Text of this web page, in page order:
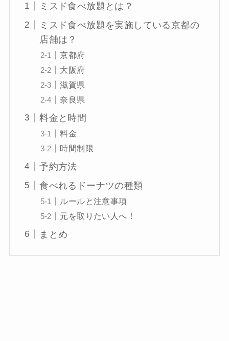
ミスド食べ放題とは？
ミスド食べ放題を実施している京都の
店舗は？
京都府
大阪府
滋賀県
奈良県
料金と時間
料金
時間制限
予約方法
食べれるドーナツの種類
ルールと注意事項
元を取りたい人へ！
まとめ